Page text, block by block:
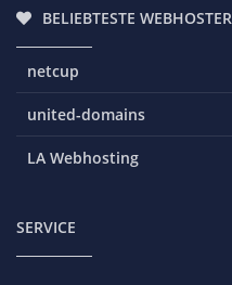
BELIEBTESTE WEBHOSTER
netcup
united-domains
LA Webhosting
SERVICE